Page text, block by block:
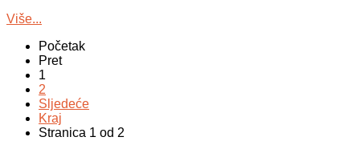
Više...
Početak
Pret
1
2
Sljedeće
Kraj
Stranica 1 od 2